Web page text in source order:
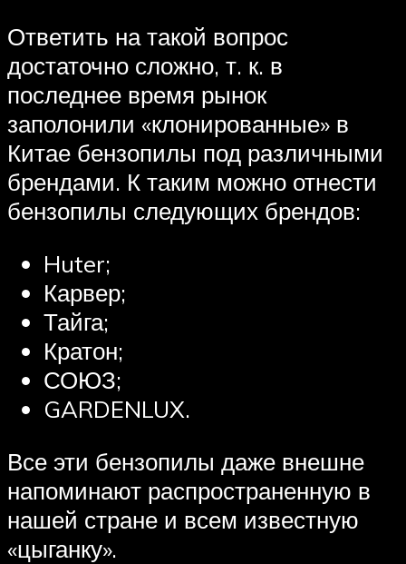
Ответить на такой вопрос
достаточно сложно, т. к. в
последнее время рынок
заполонили «клонированные» в
Китае бензопилы под различными
брендами. К таким можно отнести
бензопилы следующих брендов:
Huter;
Карвер;
Тайга;
Кратон;
СОЮЗ;
GARDENLUX.
Все эти бензопилы даже внешне
напоминают распространенную в
нашей стране и всем известную
«цыганку».